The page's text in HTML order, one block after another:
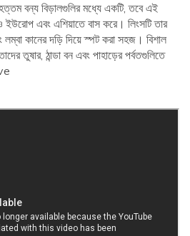
বন্য বিড়ালগুলির মধ্যে একটি, তবে এই
ইউরোপ এবং এশিয়াতে বাস করে। লিংসটি তার
কানের দড়ি দিয়ে স্পট করা সহজ। বিশাল
তুষার, ঠান্ডা বন এবং পাহাড়ের পর্বতগুলিতে